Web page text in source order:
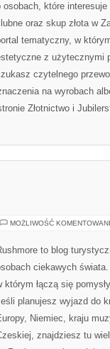
osobach, które
oraz skup złota w
tematyczny, w
z użytecznymi
czytelnego
na wyrobach
Złotnictwo i
MOŻLIWOŚĆ
to blog
ciekawych
którym łączą się
planujesz wyjazd do
Niemiec, kraju
znajdziesz tu